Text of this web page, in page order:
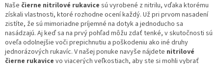
Naše čierne nitrilové rukavice sú vyrobené z nitrilu, vďaka ktorému
získali vlastnosti, ktoré rozhodne ocení každý. Už pri prvom nasadení
zistíte, že sú mimoriadne príjemné na dotyk a jednoducho sa
nasádzajú. Aj keď sa na prvý pohľad môžu zdať tenké, v skutočnosti sú
oveľa odolnejšie voči prepichnutiu a poškodeniu ako iné druhy
jednorázových rukavíc. V našej ponuke navyše nájdete nitrilové
čierne rukavice vo viacerých veľkostiach, aby ste si mohli vybrať